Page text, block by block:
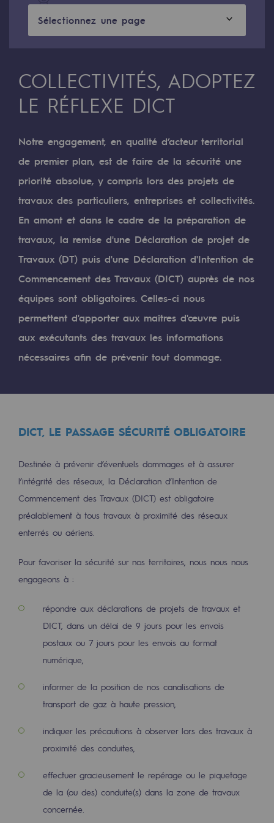
Transversalité et Collaboratif
Notre culture et nos valeurs
Une organisation certifiée
Notre organisation
Gouvernance
Indicateurs
Publications institutionnelles
Les énergies d'avenir
Les énergies d'avenir
Notre vision
Gaz renouvelables et procédés durables
Gaz renouvelables et procédés
Captage de CO2
Nouveaux usages
Concertations CH4, H2 et CO2
Espace pédagogique
Espace pédagogique
2050 : un monde d’énergies
Objectif Hydrogène
CCUS Objectif Zéro CO2
Objectif Biométhane
Le Labo
Acteur engagé
Acteur engagé
Ambition RSE
Responsabilité environnementale
BE POSITIF, le programme de
Sélectionnez une page
COLLECTIVITÉS, ADOPTEZ
LE RÉFLEXE DICT
Notre engagement, en qualité d’acteur territorial
de premier plan, est de faire de la sécurité une
priorité absolue, y compris lors des projets de
travaux des particuliers, entreprises et collectivités.
En amont et dans le cadre de la préparation de
travaux, la remise d'une Déclaration de projet de
Travaux (DT) puis d'une Déclaration d'Intention de
Commencement des Travaux (DICT) auprès de nos
équipes sont obligatoires. Celles-ci nous
permettent d'apporter aux maîtres d'œuvre puis
aux exécutants des travaux les informations
nécessaires afin de prévenir tout dommage.
DICT, LE PASSAGE SÉCURITÉ OBLIGATOIRE
Destinée à prévenir d’éventuels dommages et à assurer
l’intégrité des réseaux, la Déclaration d’Intention de
Commencement des Travaux (DICT) est obligatoire
préalablement à tous travaux à proximité des réseaux
enterrés ou aériens.
Pour favoriser la sécurité sur nos territoires, nous nous nous
engageons à :
répondre aux déclarations de projets de travaux et
DICT, dans un délai de 9 jours pour les envois
postaux ou 7 jours pour les envois au format
numérique,
informer de la position de nos canalisations de
transport de gaz à haute pression,
indiquer les précautions à observer lors des travaux à
proximité des conduites,
effectuer gracieusement le repérage ou le piquetage
de la (ou des) conduite(s) dans la zone de travaux
concernée.